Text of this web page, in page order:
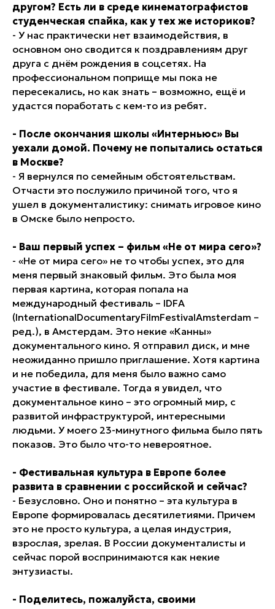
другом? Есть ли в среде кинематографистов
студенческая спайка, как у тех же историков?
- У нас практически нет взаимодействия, в
основном оно сводится к поздравлениям друг
друга с днём рождения в соцсетях. На
профессиональном поприще мы пока не
пересекались, но как знать – возможно, ещё и
удастся поработать с кем-то из ребят.
- После окончания школы «Интерньюс» Вы
уехали домой. Почему не попытались остаться
в Москве?
- Я вернулся по семейным обстоятельствам.
Отчасти это послужило причиной того, что я
ушел в документалистику: снимать игровое кино
в Омске было непросто.
- Ваш первый успех – фильм «Не от мира сего»?
- «Не от мира сего» не то чтобы успех, это для
меня первый знаковый фильм. Это была моя
первая картина, которая попала на
международный фестиваль – IDFA
(InternationalDocumentaryFilmFestivalAmsterdam –
ред.), в Амстердам. Это некие «Канны»
документального кино. Я отправил диск, и мне
неожиданно пришло приглашение. Хотя картина
и не победила, для меня было важно само
участие в фестивале. Тогда я увидел, что
документальное кино – это огромный мир, с
развитой инфраструктурой, интересными
людьми. У моего 23-минутного фильма было пять
показов. Это было что-то невероятное.
- Фестивальная культура в Европе более
развита в сравнении с российской и сейчас?
- Безусловно. Оно и понятно – эта культура в
Европе формировалась десятилетиями. Причем
это не просто культура, а целая индустрия,
взрослая, зрелая. В России документалисты и
сейчас порой воспринимаются как некие
энтузиасты.
- Поделитесь, пожалуйста, своими